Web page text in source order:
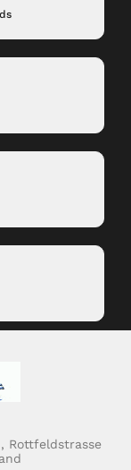
Rottfeldstrasse